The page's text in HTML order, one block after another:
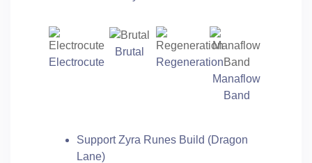
Electrocute
Brutal
Regeneration
Manaflow
Band
Support Zyra Runes Build (Dragon
Lane)